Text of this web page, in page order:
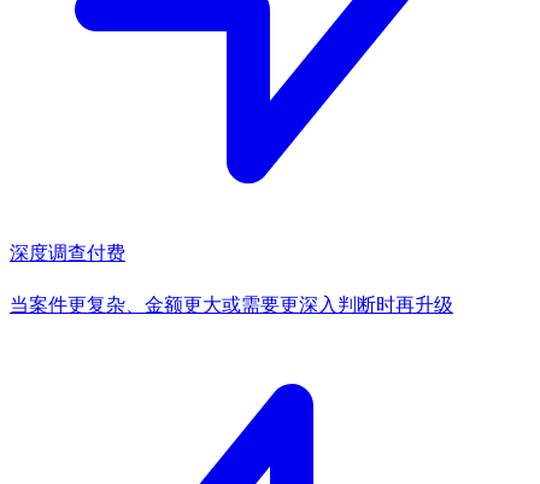
深度调查付费
当案件更复杂、金额更大或需要更深入判断时再升级